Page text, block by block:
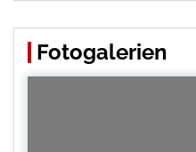
Fotogalerien